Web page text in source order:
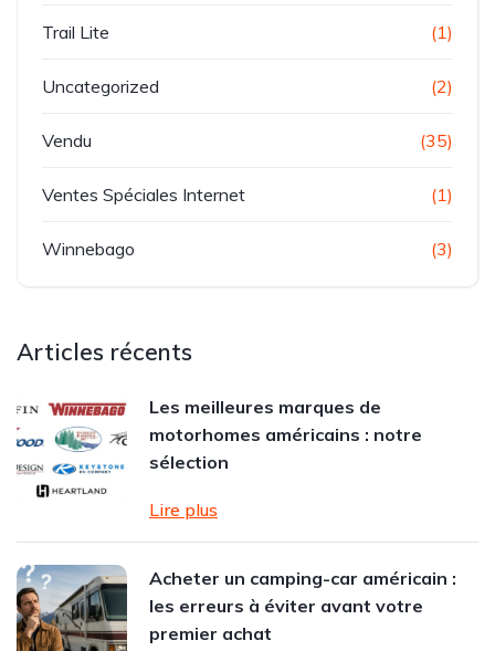
Trail Lite (1)
Uncategorized (2)
Vendu (35)
Ventes Spéciales Internet (1)
Winnebago (3)
Articles récents
Les meilleures marques de
motorhomes américains : notre
sélection
Lire plus
Acheter un camping-car américain :
les erreurs à éviter avant votre
premier achat